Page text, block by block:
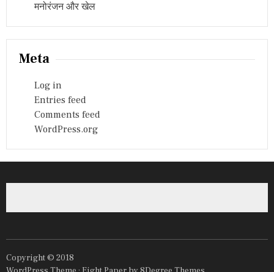
मनोरंजन और खेल
Meta
Log in
Entries feed
Comments feed
WordPress.org
Copyright © 2018